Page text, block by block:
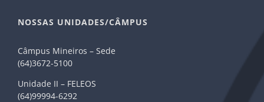
NOSSAS UNIDADES/CÂMPUS
Câmpus Mineiros – Sede
(64)3672-5100
Unidade II – FELEOS
(64)99994-6292